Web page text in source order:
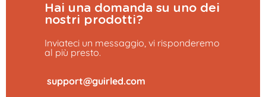
Hai una domanda su uno dei
nostri prodotti?
Inviateci un messaggio, vi risponderemo
al più presto.